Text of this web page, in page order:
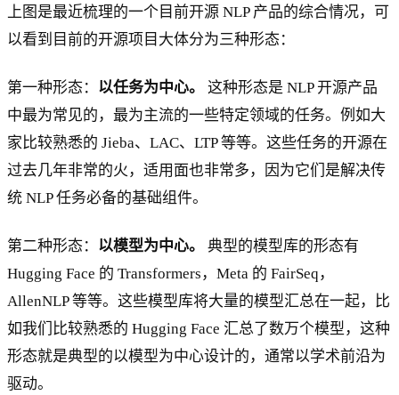
上图是最近梳理的一个目前开源 NLP 产品的综合情况，可
以看到目前的开源项目大体分为三种形态：
第一种形态： 以任务为中心。
这种形态是 NLP 开源产品
中最为常见的，最为主流的一些特定领域的任务。例如大
家比较熟悉的 Jieba、LAC、LTP 等等。这些任务的开源在
过去几年非常的火，适用面也非常多，因为它们是解决传
统 NLP 任务必备的基础组件。
第二种形态： 以模型为中心。
典型的模型库的形态有
Hugging Face 的 Transformers，Meta 的 FairSeq，
AllenNLP 等等。这些模型库将大量的模型汇总在一起，比
如我们比较熟悉的 Hugging Face 汇总了数万个模型，这种
形态就是典型的以模型为中心设计的，通常以学术前沿为
驱动。